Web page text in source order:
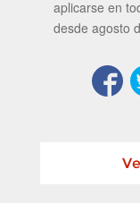
aplicarse en
desde agosto